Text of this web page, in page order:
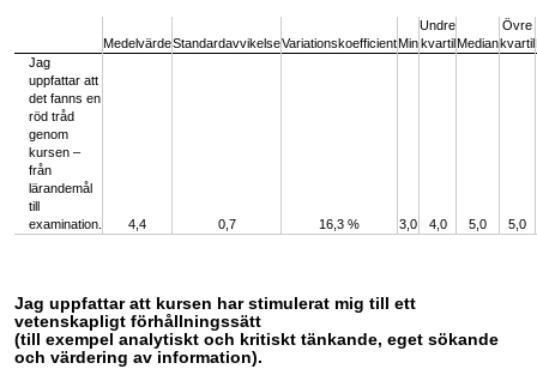
MedelvärdeStandardavvikelseVariationskoefficientMin
Undre
kvartilMedian
Övre
kvartil
Jag
uppfattar att
det fanns en
röd tråd
genom
kursen –
från
lärandemål
till
examination.
4,4 0,7 16,3 % 3,0 4,0 5,0 5,0
Jag uppfattar att kursen har stimulerat mig till ett
vetenskapligt förhållningssätt
(till exempel analytiskt och kritiskt tänkande, eget sökande
och värdering av information).